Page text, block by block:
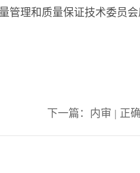
理和质量保证技术委员会
下一篇： 内审 | 正